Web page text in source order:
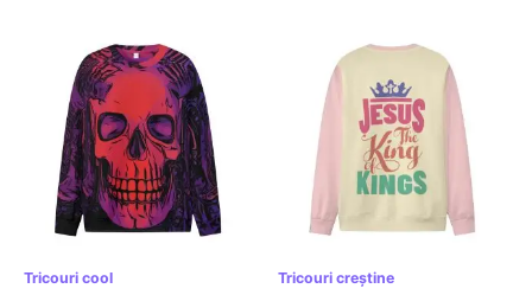
Tricouri cool Tricouri creștine